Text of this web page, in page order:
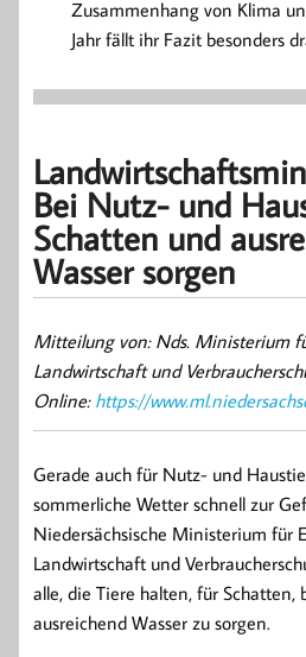
Zusammenhang von Klima
Jahr fällt ihr Fazit besonders
Bei Nutz- und
Schatten und
Wasser sorgen
Mitteilung von: Nds. Ministerium
Landwirtschaft und
Online: https://
Gerade auch für Nutz- und
sommerliche Wetter schnell zur
Niedersächsische Ministerium für
Landwirtschaft und
alle, die Tiere halten, für Schatten,
ausreichend Wasser zu sorgen.